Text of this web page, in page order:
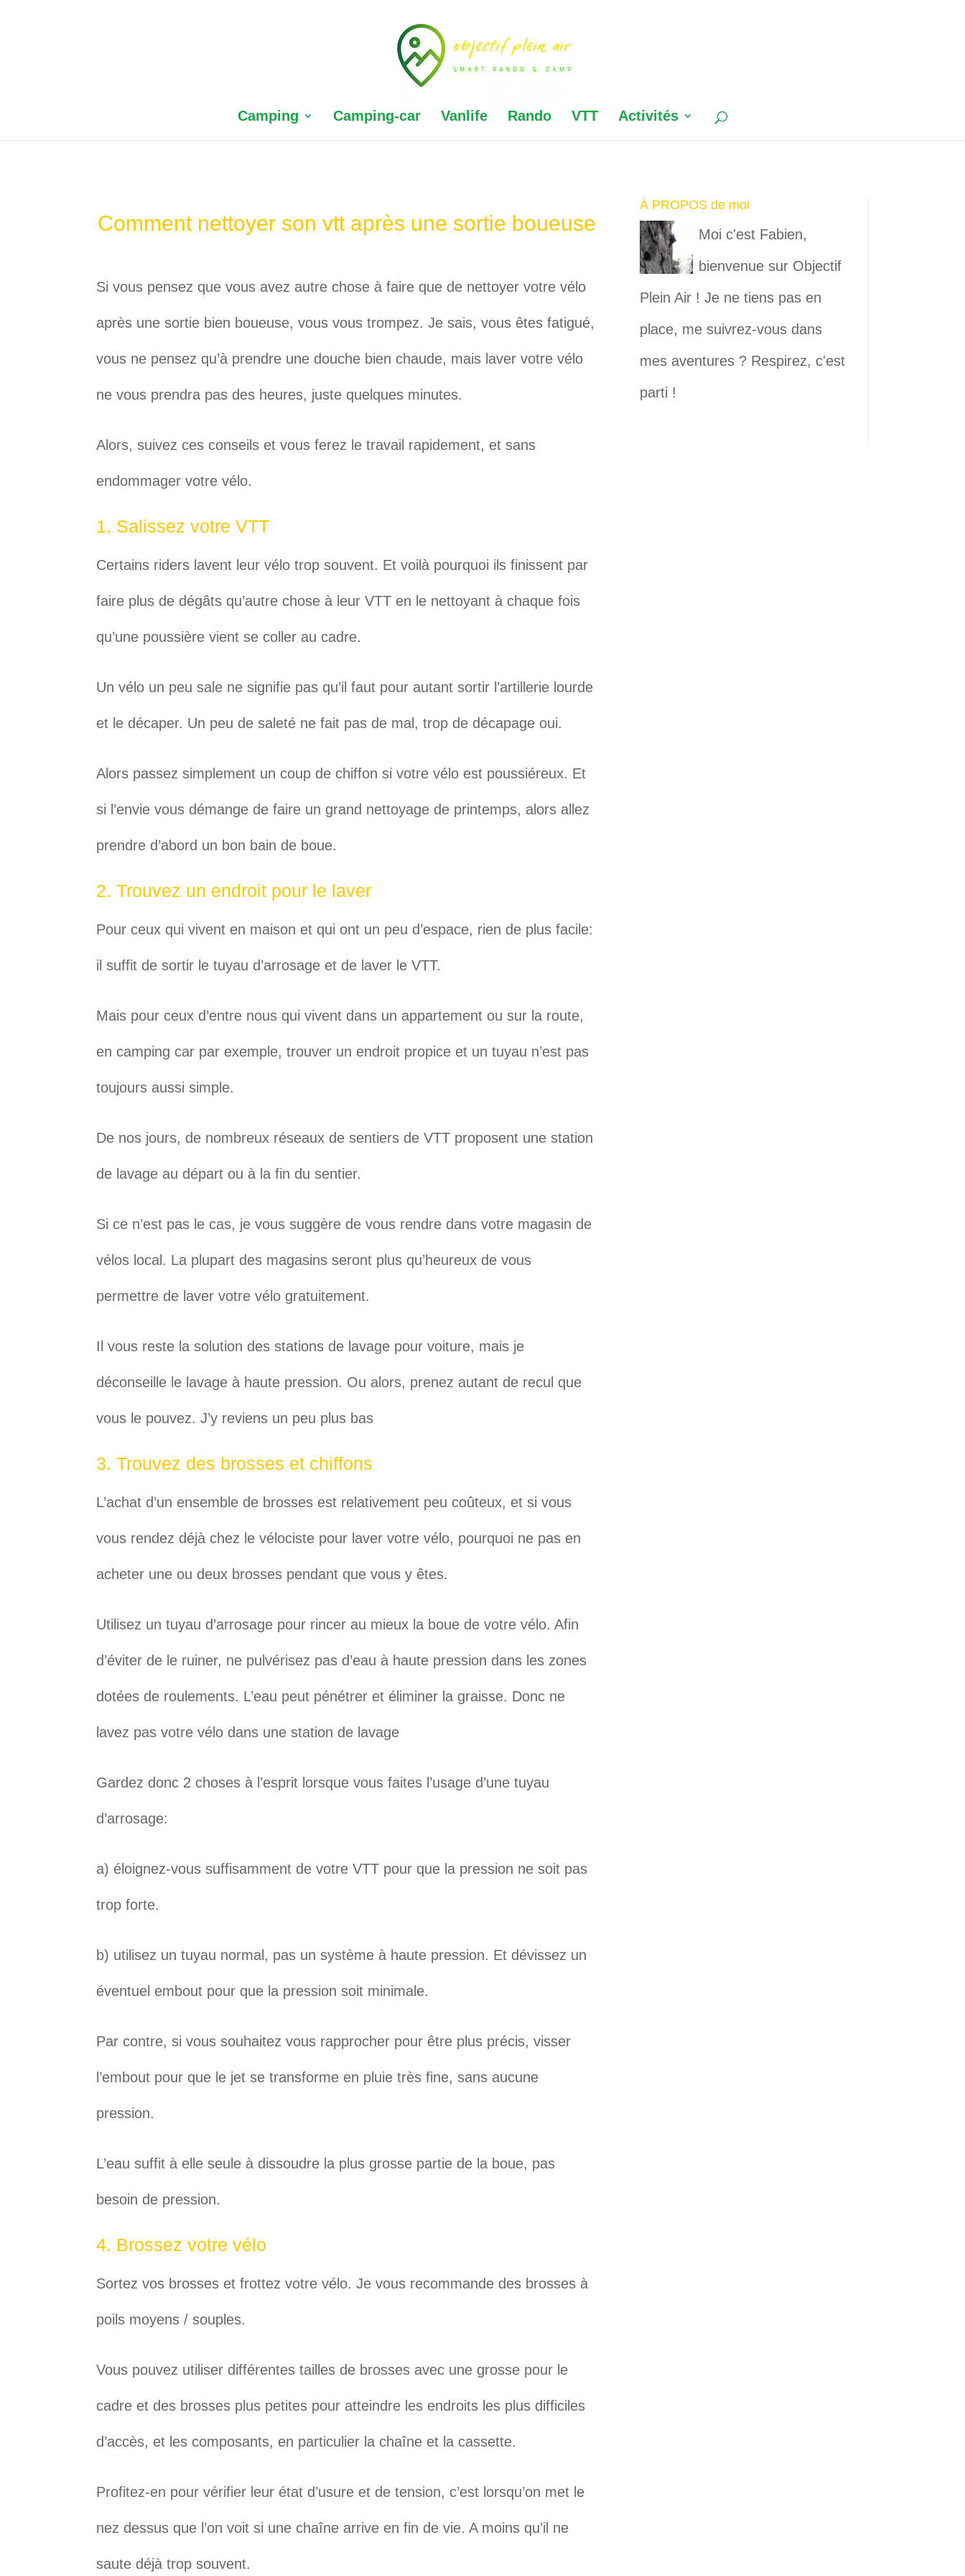
Camping Camping-car Vanlife Rando VTT Activités
Comment nettoyer son vtt après une sortie boueuse
Si vous pensez que vous avez autre chose à faire que de nettoyer votre vélo
après une sortie bien boueuse, vous vous trompez. Je sais, vous êtes fatigué,
vous ne pensez qu’à prendre une douche bien chaude, mais laver votre vélo
ne vous prendra pas des heures, juste quelques minutes.
Alors, suivez ces conseils et vous ferez le travail rapidement, et sans
endommager votre vélo.
1. Salissez votre VTT
Certains riders lavent leur vélo trop souvent. Et voilà pourquoi ils finissent par
faire plus de dégâts qu’autre chose à leur VTT en le nettoyant à chaque fois
qu’une poussière vient se coller au cadre.
Un vélo un peu sale ne signifie pas qu’il faut pour autant sortir l’artillerie lourde
et le décaper. Un peu de saleté ne fait pas de mal, trop de décapage oui.
Alors passez simplement un coup de chiffon si votre vélo est poussiéreux. Et
si l’envie vous démange de faire un grand nettoyage de printemps, alors allez
prendre d’abord un bon bain de boue.
2. Trouvez un endroit pour le laver
Pour ceux qui vivent en maison et qui ont un peu d’espace, rien de plus facile:
il suffit de sortir le tuyau d’arrosage et de laver le VTT.
Mais pour ceux d’entre nous qui vivent dans un appartement ou sur la route,
en camping car par exemple, trouver un endroit propice et un tuyau n’est pas
toujours aussi simple.
De nos jours, de nombreux réseaux de sentiers de VTT proposent une station
de lavage au départ ou à la fin du sentier.
Si ce n’est pas le cas, je vous suggère de vous rendre dans votre magasin de
vélos local. La plupart des magasins seront plus qu’heureux de vous
permettre de laver votre vélo gratuitement.
Il vous reste la solution des stations de lavage pour voiture, mais je
déconseille le lavage à haute pression. Ou alors, prenez autant de recul que
vous le pouvez. J’y reviens un peu plus bas
3. Trouvez des brosses et chiffons
L’achat d’un ensemble de brosses est relativement peu coûteux, et si vous
vous rendez déjà chez le vélociste pour laver votre vélo, pourquoi ne pas en
acheter une ou deux brosses pendant que vous y êtes.
Utilisez un tuyau d’arrosage pour rincer au mieux la boue de votre vélo. Afin
d’éviter de le ruiner, ne pulvérisez pas d’eau à haute pression dans les zones
dotées de roulements. L’eau peut pénétrer et éliminer la graisse. Donc ne
lavez pas votre vélo dans une station de lavage
Gardez donc 2 choses à l’esprit lorsque vous faites l’usage d’une tuyau
d’arrosage:
a) éloignez-vous suffisamment de votre VTT pour que la pression ne soit pas
trop forte.
b) utilisez un tuyau normal, pas un système à haute pression. Et dévissez un
éventuel embout pour que la pression soit minimale.
Par contre, si vous souhaitez vous rapprocher pour être plus précis, visser
l’embout pour que le jet se transforme en pluie très fine, sans aucune
pression.
L’eau suffit à elle seule à dissoudre la plus grosse partie de la boue, pas
besoin de pression.
4. Brossez votre vélo
Sortez vos brosses et frottez votre vélo. Je vous recommande des brosses à
poils moyens / souples.
Vous pouvez utiliser différentes tailles de brosses avec une grosse pour le
cadre et des brosses plus petites pour atteindre les endroits les plus difficiles
d’accès, et les composants, en particulier la chaîne et la cassette.
Profitez-en pour vérifier leur état d’usure et de tension, c’est lorsqu’on met le
nez dessus que l’on voit si une chaîne arrive en fin de vie. A moins qu’il ne
saute déjà trop souvent.
À PROPOS de moi
Moi c'est Fabien,
bienvenue sur Objectif
Plein Air ! Je ne tiens pas en
place, me suivrez-vous dans
mes aventures ? Respirez, c'est
parti !